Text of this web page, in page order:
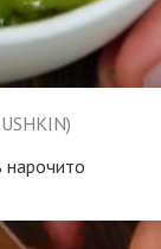
нарочито